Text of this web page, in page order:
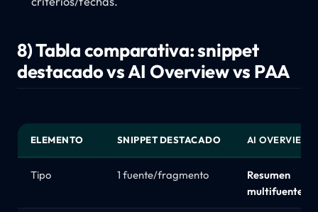
8) Tabla comparativa: snippet
destacado vs AI Overview vs PAA
ELEMENTO SNIPPET DESTACADO AI OVERVIEW
Tipo 1 fuente/fragmento
Resumen
multifuente